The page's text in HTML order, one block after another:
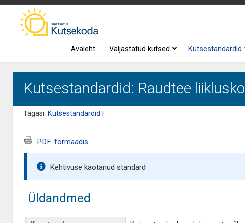
Avaleht Väljastatud kutsed Kutsestandardid
Kutsestandardid: Raudtee
Tagasi: Kutsestandardid
PDF-formaadis
Kehtivuse kaotanud standard
Üldandmed